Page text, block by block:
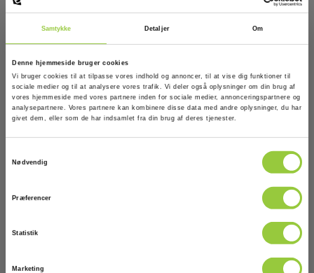
Samtykke Detaljer Om
Denne hjemmeside bruger cookies
Vi bruger cookies til at tilpasse vores indhold og annoncer, til at vise dig funktioner til
sociale medier og til at analysere vores trafik. Vi deler også oplysninger om din brug af
vores hjemmeside med vores partnere inden for sociale medier, annonceringspartnere og
analysepartnere. Vores partnere kan kombinere disse data med andre oplysninger, du har
givet dem, eller som de har indsamlet fra din brug af deres tjenester.
Nødvendig
Præferencer
Statistik
Marketing
Kalibrering af rotations-/rørlægningslaser
EAN 200340
1.145,00 DKK